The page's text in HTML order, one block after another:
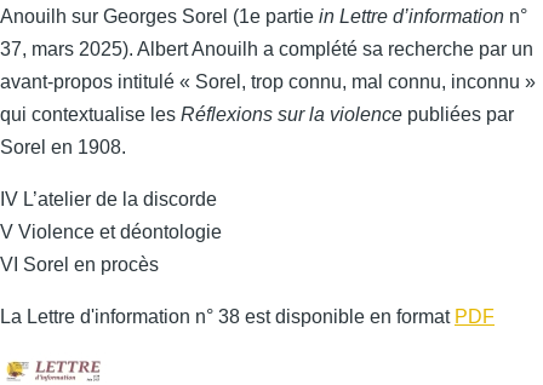
Anouilh sur Georges Sorel (1e partie in Lettre d’information n°
37, mars 2025). Albert Anouilh a complété sa recherche par un
avant-propos intitulé « Sorel, trop connu, mal connu, inconnu »
qui contextualise les Réflexions sur la violence publiées par
Sorel en 1908.
IV L’atelier de la discorde
V Violence et déontologie
VI Sorel en procès
La Lettre d'information n° 38 est disponible en format PDF